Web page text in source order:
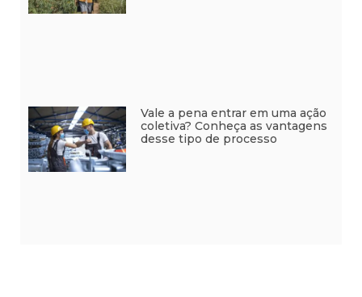
Vale a pena entrar em uma ação
coletiva? Conheça as vantagens
desse tipo de processo